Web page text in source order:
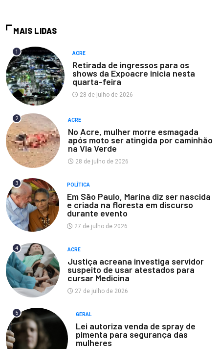
MAIS LIDAS
1 ACRE
Retirada de ingressos para os
shows da Expoacre inicia nesta
quarta-feira
28 de julho de 2026
2 ACRE
No Acre, mulher morre esmagada
após moto ser atingida por caminhão
na Via Verde
28 de julho de 2026
3 POLÍTICA
Em São Paulo, Marina diz ser nascida
e criada na floresta em discurso
durante evento
27 de julho de 2026
4 ACRE
Justiça acreana investiga servidor
suspeito de usar atestados para
cursar Medicina
27 de julho de 2026
5 GERAL
Lei autoriza venda de spray de
pimenta para segurança das
mulheres